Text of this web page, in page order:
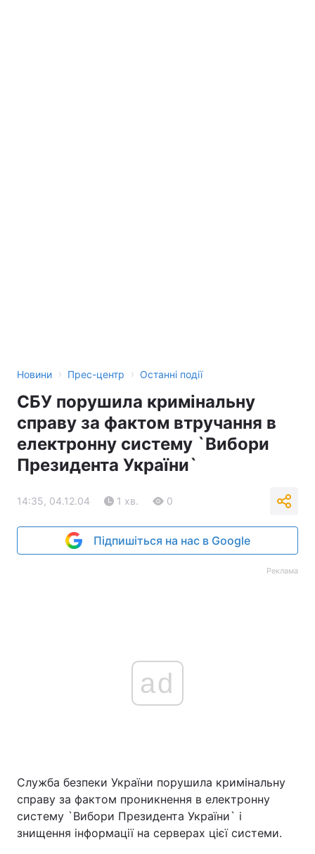
Новини › Прес-центр › Останні події
СБУ порушила кримінальну
справу за фактом втручання в
електронну систему `Вибори
Президента України`
14:35, 04.12.04 1 хв. 0
Підпишіться на нас в Google
Реклама
ad
Служба безпеки України порушила кримінальну
справу за фактом проникнення в електронну
систему `Вибори Президента України` і
знищення інформації на серверах цієї системи.